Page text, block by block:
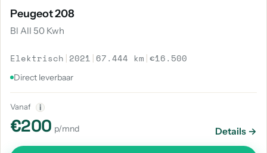
Peugeot 208
Bl All 50 Kwh
Elektrisch | 2021 | 67.444 km |€16.500
Direct leverbaar
Vanaf i
€200 p/mnd Details →